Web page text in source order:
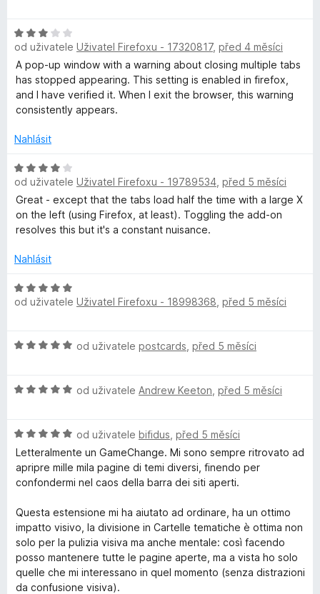
n
o
c
e
n
5
5
H
o
d
n
o
c
n
:
3
z
5
od uživatele Uživatel Firefoxu - 17320817, před 4 měsíci
A pop-up window with a warning about closing multiple tabs
has stopped appearing. This setting is enabled in firefox,
and I have verified it. When I exit the browser, this warning
consistently appears.
Nahlásit
H
o
d
n
o
e
í
:
5
od uživatele Uživatel Firefoxu - 19789534 před 5 měsíci
Great - except that the tabs load half the time with a large X
on the left (using Firefox, at least). Toggling the add-on
resolves this but it's a constant nuisance.
Nahlásit
H
o
o
n
5
z
5
od uživatele Uživatel Firefoxu - 18998368 před 5 měsíci
H
n
e
n
:
z
5
od uživatele postcards před 5 měsíci
H
n
o
c
e
:
5
z
5
od uživatele Andrew Keeton před 5 měsíci
H
o
d
n
c
e
n
5
od uživatele bifidus před 5 měsíci
Letteralmente un GameChange. Mi sono sempre ritrovato ad
apripre mille mila pagine di temi diversi, finendo per
confondermi nel caos della barra dei siti aperti.
Questa estensione mi ha aiutato ad ordinare, ha un ottimo
impatto visivo, la divisione in Cartelle tematiche è ottima non
solo per la pulizia visiva ma anche mentale: così facendo
posso mantenere tutte le pagine aperte, ma a vista ho solo
quelle che mi interessano in quel momento (senza distrazioni
da confusione visiva).